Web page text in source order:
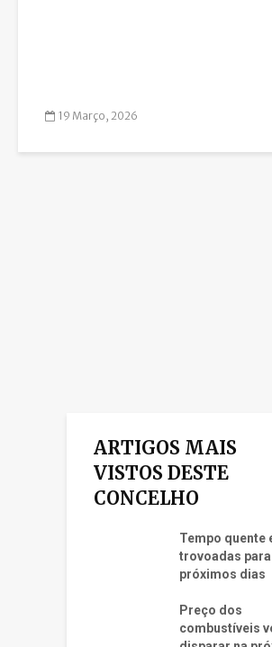
19 Março, 2026
ARTIGOS MAIS
VISTOS DESTE
CONCELHO
Tempo quente
trovoadas
próximos dias
Preço dos
combustíveis